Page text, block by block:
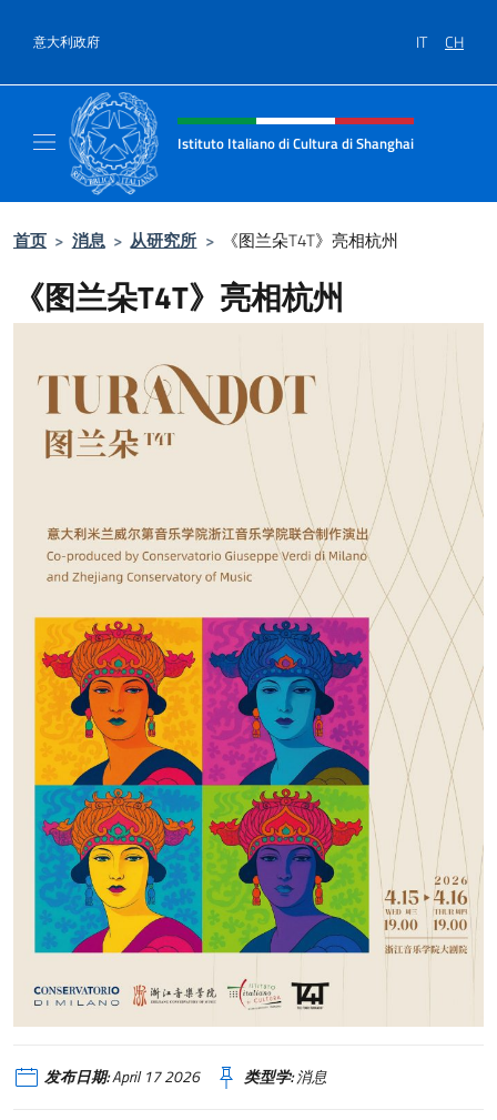
意大利政府 IT CH
标题站点、社交和菜单
Istituto Italiano di Cultura di Shanghai
首页 > 消息 > 从研究所 > 《图兰朵T4T》亮相杭州
《图兰朵T4T》亮相杭州
发布日期:April 17 2026 类型学:消息